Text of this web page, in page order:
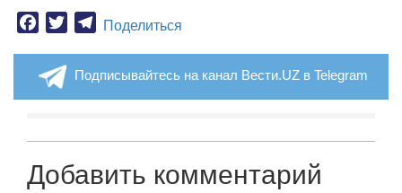
Facebook
TwitterTelegram
Поделиться
Подписывайтесь на канал Вести.UZ в Telegram
Добавить комментарий